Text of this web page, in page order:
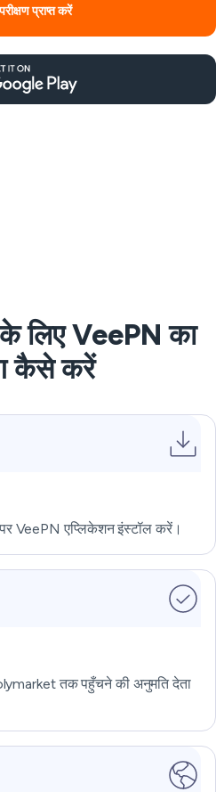
प्राप्त करें
लिए VeePN का
कैसे करें
VeePN एप्लिकेशन इंस्टॉल करें।
तक पहुँचने की अनुमति देता